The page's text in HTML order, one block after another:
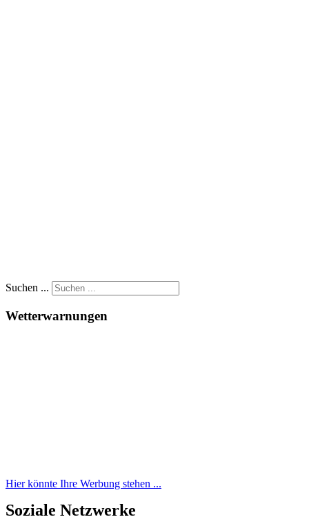
Suchen ...
Wetterwarnungen
Hier könnte Ihre Werbung stehen ...
Soziale Netzwerke